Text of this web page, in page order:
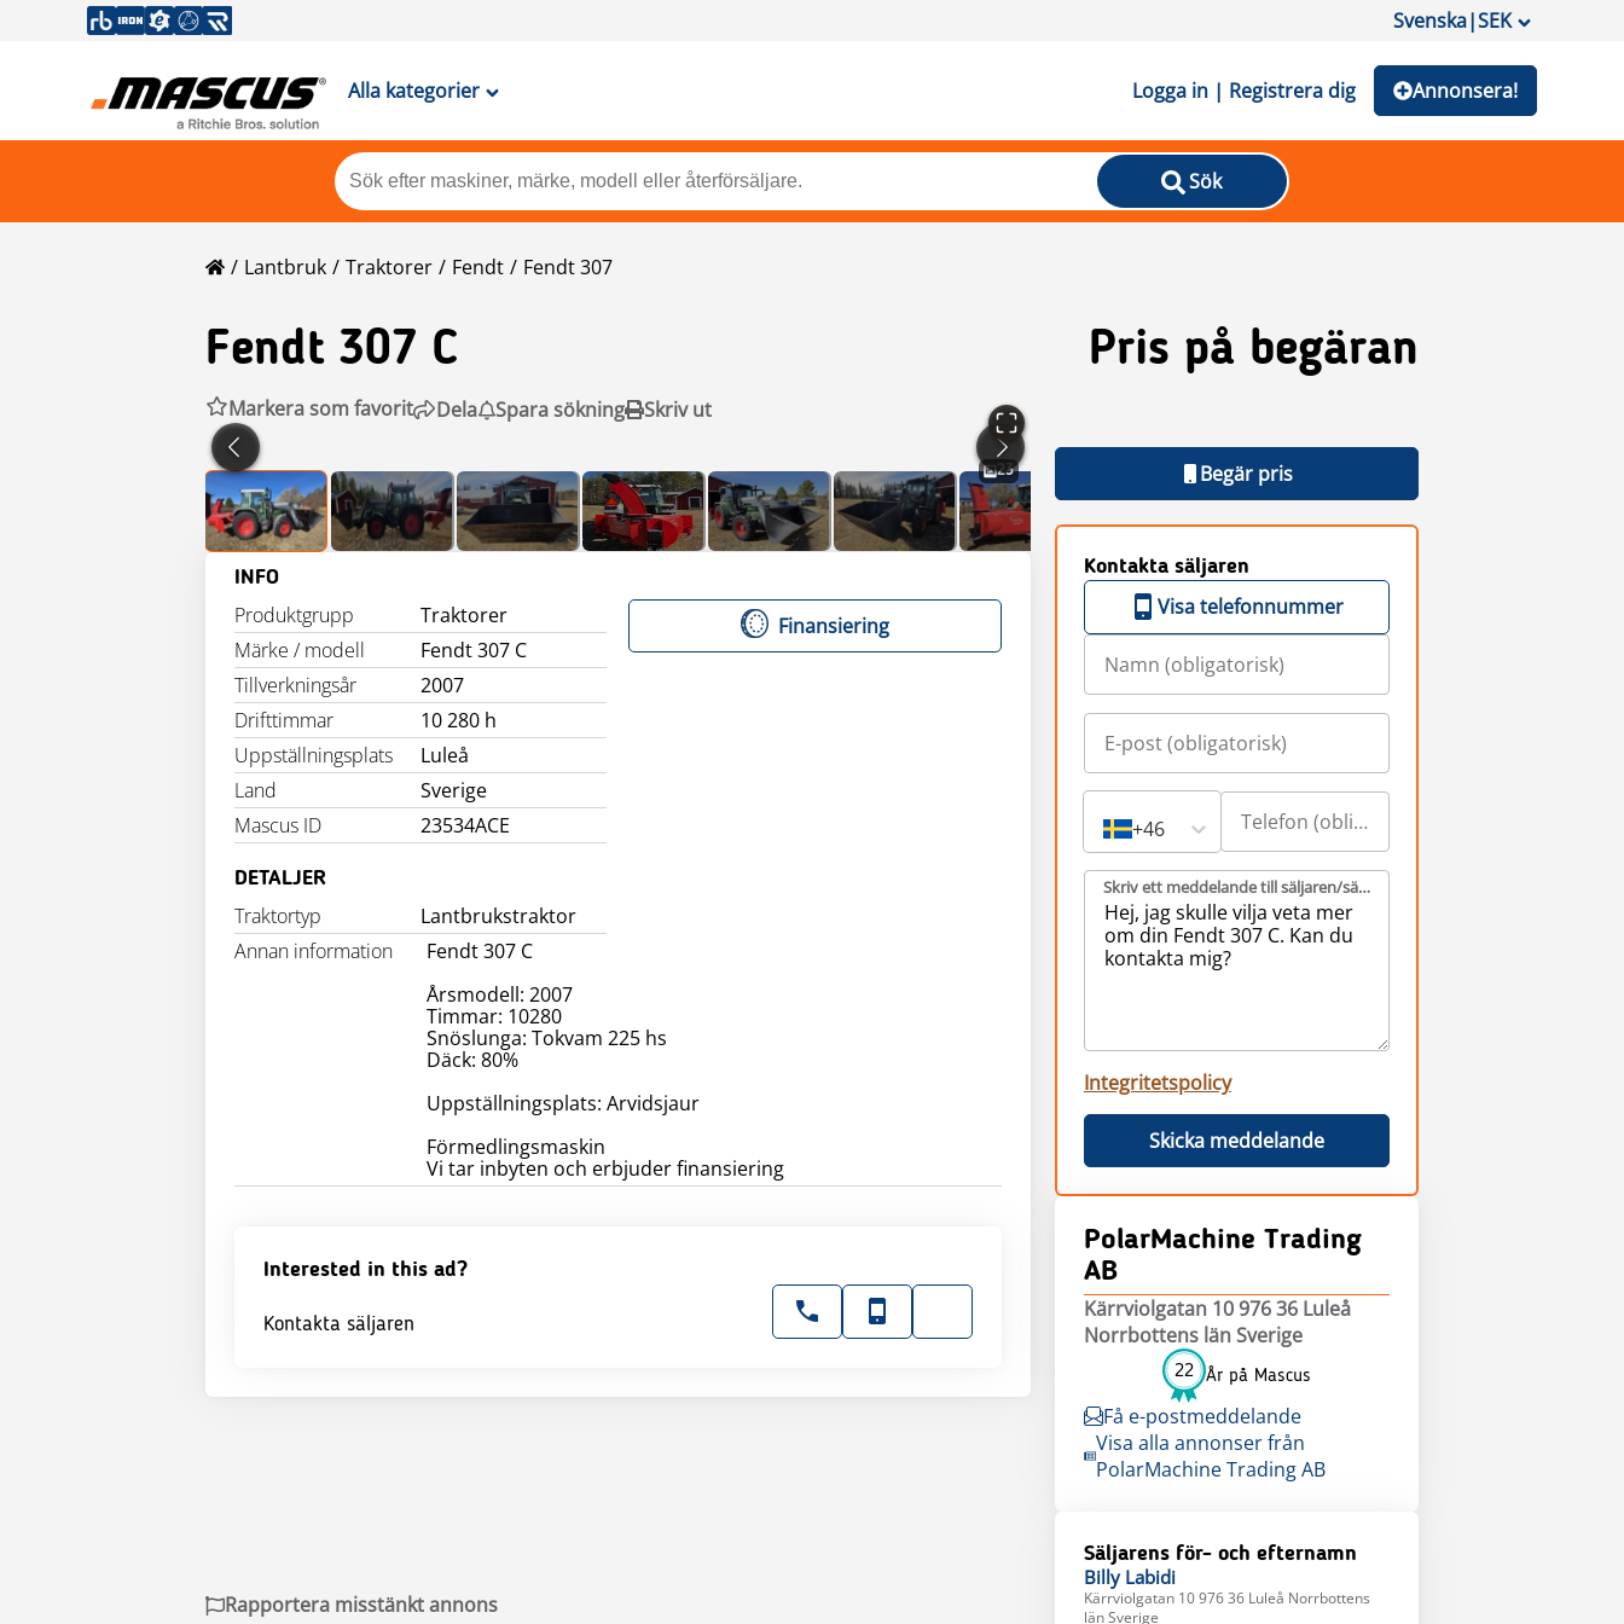
Svenska|SEK
Alla kategorier Logga in | Registrera dig Annonsera!
Sök
Lantbruk Traktorer Fendt Fendt 307
Fendt 307 C Pris på begäran
Markera som favorit Dela Spara sökning Skriv ut
23
INFO
Produktgrupp
Traktorer
Märke / modell
Fendt 307 C
Tillverkningsår
2007
Drifttimmar
10 280 h
Uppställningsplats
Luleå
Land
Sverige
Mascus ID
23534ACE
Finansiering
DETALJER
Traktortyp
Lantbrukstraktor
Annan information
Fendt 307 C
Årsmodell: 2007
Timmar: 10280
Snöslunga: Tokvam 225 hs
Däck: 80%
Uppställningsplats: Arvidsjaur
Förmedlingsmaskin
Vi tar inbyten och erbjuder finansiering
Interested in this ad?
Kontakta säljaren
Begär pris
Kontakta säljaren
Visa telefonnummer
+46
Skriv ett meddelande till säljaren/säljarna (obligatorisk)
Integritetspolicy
Skicka meddelande
PolarMachine Trading
AB
Kärrviolgatan 10 976 36 Luleå
Norrbottens län Sverige
22 År på Mascus
Få e-postmeddelande
Visa alla annonser från
PolarMachine Trading AB
Säljarens för- och efternamn
Billy Labidi
Kärrviolgatan 10 976 36 Luleå Norrbottens
län Sverige
Rapportera misstänkt annons